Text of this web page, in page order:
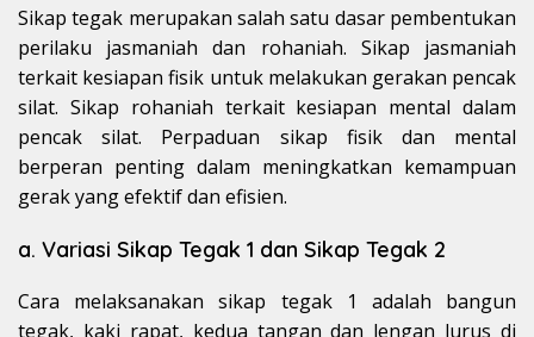
Sikap tegak merupakan salah satu dasar pembentukan
perilaku jasmaniah dan rohaniah. Sikap jasmaniah
terkait kesiapan fisik untuk melakukan gerakan pencak
silat. Sikap rohaniah terkait kesiapan mental dalam
pencak silat. Perpaduan sikap fisik dan mental
berperan penting dalam meningkatkan kemampuan
gerak yang efektif dan efisien.
a. Variasi Sikap Tegak 1 dan Sikap Tegak 2
Cara melaksanakan sikap tegak 1 adalah bangun
tegak, kaki rapat, kedua tangan dan lengan lurus di